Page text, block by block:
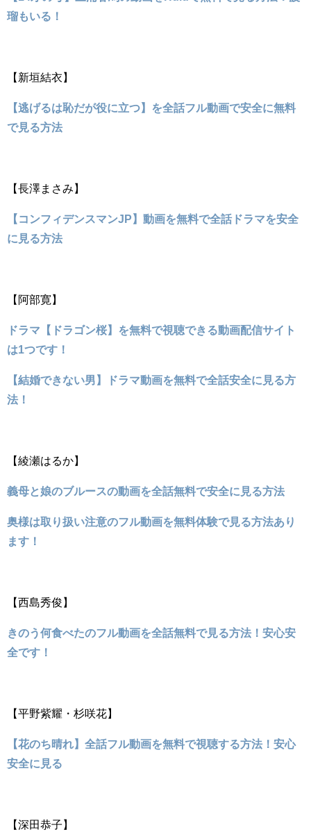
瑠もいる！
【新垣結衣】
【逃げるは恥だが役に立つ】を全話フル動画で安全に無料
で見る方法
【長澤まさみ】
【コンフィデンスマンJP】動画を無料で全話ドラマを安全
に見る方法
【阿部寛】
ドラマ【ドラゴン桜】を無料で視聴できる動画配信サイト
は1つです！
【結婚できない男】ドラマ動画を無料で全話安全に見る方
法！
【綾瀬はるか】
義母と娘のブルースの動画を全話無料で安全に見る方法
奥様は取り扱い注意のフル動画を無料体験で見る方法あり
ます！
【西島秀俊】
きのう何食べたのフル動画を全話無料で見る方法！安心安
全です！
【平野紫耀・杉咲花】
【花のち晴れ】全話フル動画を無料で視聴する方法！安心
安全に見る
【深田恭子】